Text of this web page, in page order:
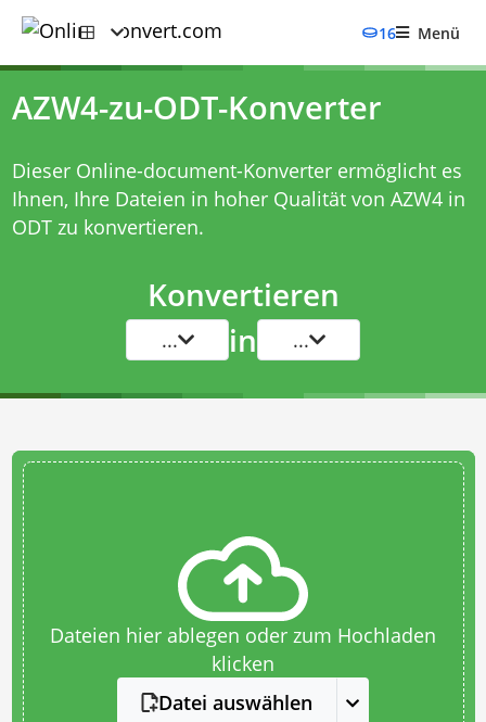
16 Menü
AZW4-zu-ODT-Konverter
Dieser Online-document-Konverter ermöglicht es
Ihnen, Ihre Dateien in hoher Qualität von AZW4 in
ODT zu konvertieren.
Konvertieren
... in ...
Dateien hier ablegen oder zum Hochladen
klicken
Datei auswählen